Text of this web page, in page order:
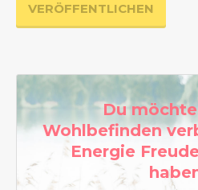
Du
Wohlbefinden
Energie